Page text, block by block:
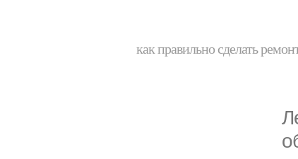
как правильно сделать